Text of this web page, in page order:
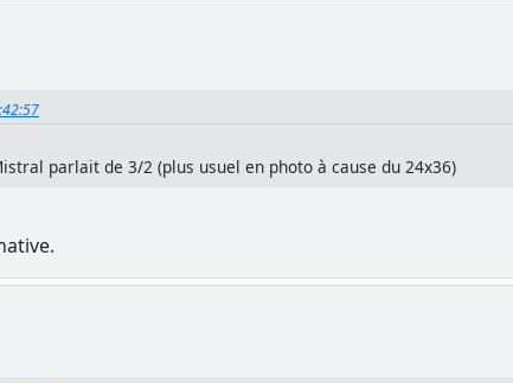
parlait de 3/2 (plus usuel en photo à cause du 24x36)